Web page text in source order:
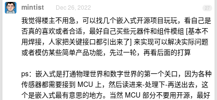
27
mintist Dec 26, 2022
我觉得楼主不用急，可以找几个嵌入式开源项目玩玩，看自己是
否真的喜欢或者合适，最好自己买些元器件和组件模组 [基本不
用焊接，人家把关键接口都引出来了] 来实现可以解决实际问题
或者模仿某些简单产品功能，先过一轮，再看后面的打算
ps：嵌入式是打通物理世界和数字世界的第一个关口，因为各种
传感器都需要接到 MCU 上，然后读进来-处理下-再送出去，这
个是嵌入式最有意思的地方。当然 MCU 部分不要用开源，最好